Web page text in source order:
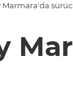
Marmara'da